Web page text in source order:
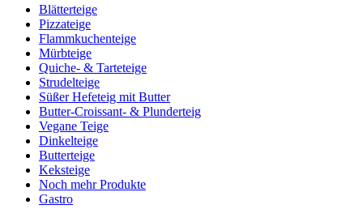
Blätterteige
Pizzateige
Flammkuchenteige
Mürbteige
Quiche- & Tarteteige
Strudelteige
Süßer Hefeteig mit Butter
Butter-Croissant- & Plunderteig
Vegane Teige
Dinkelteige
Butterteige
Keksteige
Noch mehr Produkte
Gastro